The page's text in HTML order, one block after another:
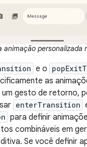
animação personalizada
e o
as
gesto de retorno,
enterTransition
para definir
combináveis em
Se você definir